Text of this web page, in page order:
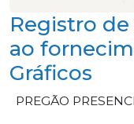
Registro
ao
Gráficos
PREGÃO